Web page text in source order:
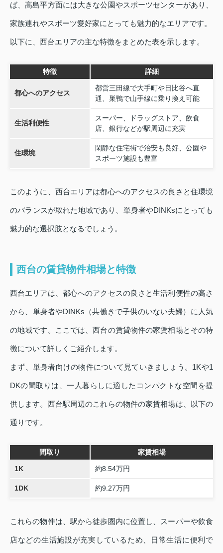
ば、高島平方面には大きな公園やスポーツセンターがあり、
家族連れやスポーツ愛好家にとっても魅力的なエリアです。
以下に、西台エリアの主な特徴をまとめた表を示します。
特徴 詳細
都心へのアクセス
都営三田線で大手町や日比谷へ直
通、巣鴨で山手線に乗り換え可能
生活利便性
スーパー、ドラッグストア、飲食
店、銀行などが駅周辺に充実
住環境
閑静な住宅街で治安も良好、公園や
スポーツ施設も豊富
このように、西台エリアは都心へのアクセスの良さと住環境
のバランスが取れた地域であり、単身者やDINKsにとっても
魅力的な選択肢となるでしょう。
西台の賃貸物件相場と特徴
西台エリアは、都心へのアクセスの良さと生活利便性の高さ
から、単身者やDINKs（共働きで子供のいない夫婦）に人気
の地域です。ここでは、西台の賃貸物件の家賃相場とその特
徴について詳しくご紹介します。
まず、単身者向けの物件について見ていきましょう。1Kや1
DKの間取りは、一人暮らしに適したコンパクトな空間を提
供します。西台駅周辺のこれらの物件の家賃相場は、以下の
通りです。
間取り 家賃相場
1K 約8.54万円
1DK 約9.27万円
これらの物件は、駅から徒歩圏内に位置し、スーパーや飲食
店などの生活施設が充実しているため、日常生活に便利で